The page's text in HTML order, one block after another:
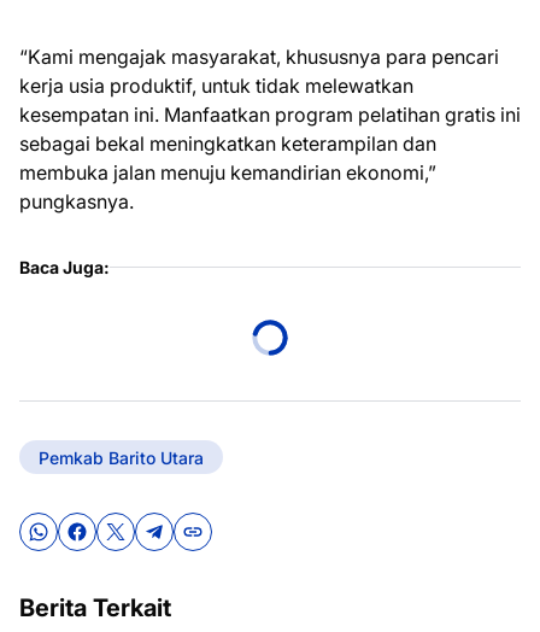
“Kami mengajak masyarakat, khususnya para pencari
kerja usia produktif, untuk tidak melewatkan
kesempatan ini. Manfaatkan program pelatihan gratis ini
sebagai bekal meningkatkan keterampilan dan
membuka jalan menuju kemandirian ekonomi,”
pungkasnya.
Baca Juga:
Pemkab Barito Utara
Berita Terkait